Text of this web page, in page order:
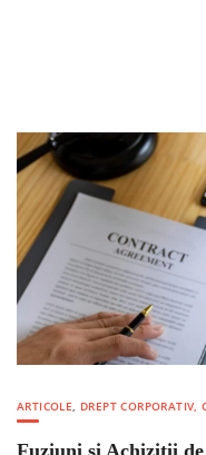
ARTICOLE, DREPT